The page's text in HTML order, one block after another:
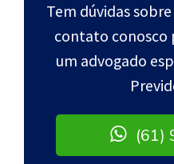
Tem dúvidas
contato conosco
um advogado
(61)